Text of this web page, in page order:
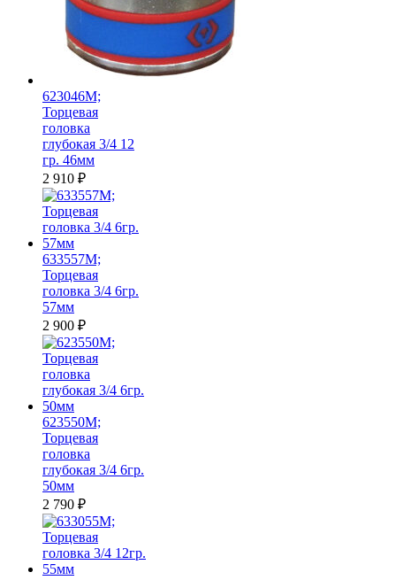
623046M;
Торцевая
головка
глубокая 3/4 12
гр. 46мм
2 910 ₽
633557M;
Торцевая
головка 3/4 6гр.
57мм
2 900 ₽
623550M;
Торцевая
головка
глубокая 3/4 6гр.
50мм
2 790 ₽